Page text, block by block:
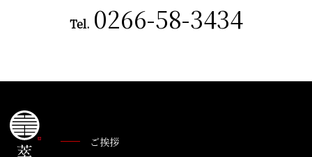
Tel. 0266-58-3434
ご挨拶